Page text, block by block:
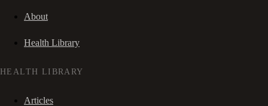
About
Health Library
HEALTH LIBRARY
Articles